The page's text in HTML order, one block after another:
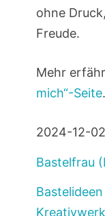
ohne
Freude.
Mehr
mich“-Seite.
2024-12-
Bastelfrau